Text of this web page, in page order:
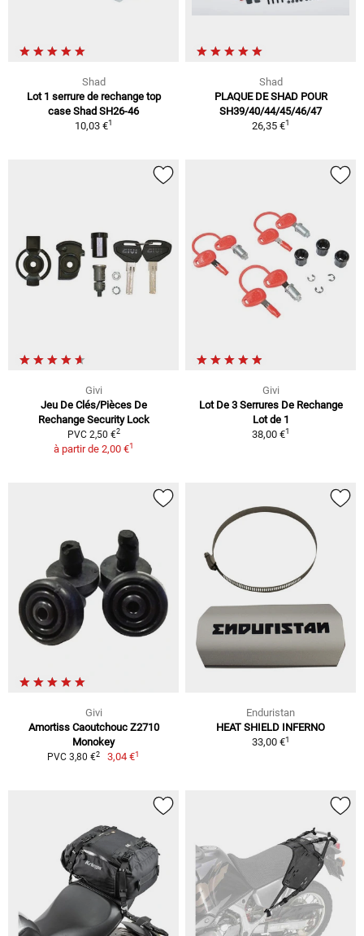
Shad
Lot 1 serrure de rechange top
case Shad SH26-46
10,03 €1
Shad
PLAQUE DE SHAD POUR
SH39/40/44/45/46/47
26,35 €1
Givi
Jeu De Clés/Pièces De
Rechange Security Lock
PVC 2,50 €2
à partir de 2,00 €1
Givi
Lot De 3 Serrures De Rechange
Lot de 1
38,00 €1
Givi
Amortiss Caoutchouc Z2710
Monokey
PVC 3,80 €2 3,04 €1
Enduristan
HEAT SHIELD INFERNO
33,00 €1